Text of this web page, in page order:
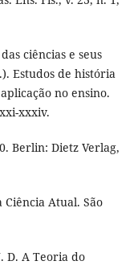
ciências e seus
Estudos de história
no ensino.
xxxiv.
Berlin: Dietz Verlag,
Ciência Atual. São
D. A Teoria do